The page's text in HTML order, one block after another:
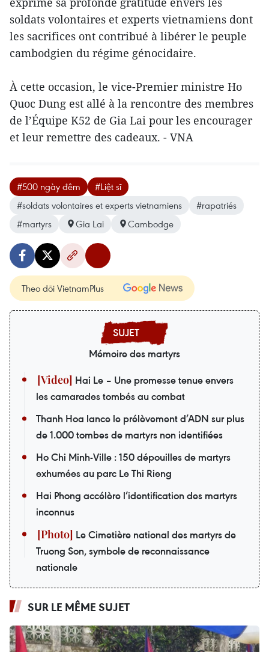
soldats volontaires et experts vietnamiens dont
les sacrifices ont contribué à libérer le peuple
cambodgien du régime génocidaire.
À cette occasion, le vice-Premier ministre Ho
Quoc Dung est allé à la rencontre des membres
de l’Équipe K52 de Gia Lai pour les encourager
et leur remettre des cadeaux. - VNA
#500 ngày đêm
#Liệt sĩ
#soldats volontaires et experts vietnamiens
#rapatriés
#martyrs
Gia Lai Cambodge
Theo dõi VietnamPlus
Mémoire des martyrs
Hai Le – Une promesse tenue envers
les camarades tombés au combat
Thanh Hoa lance le prélèvement d’ADN sur plus
de 1.000 tombes de martyrs non identifiées
Ho Chi Minh-Ville : 150 dépouilles de martyrs
exhumées au parc Le Thi Rieng
Hai Phong accélère l’identification des martyrs
inconnus
Le Cimetière national des martyrs de
Truong Son, symbole de reconnaissance
nationale
SUR LE MÊME SUJET